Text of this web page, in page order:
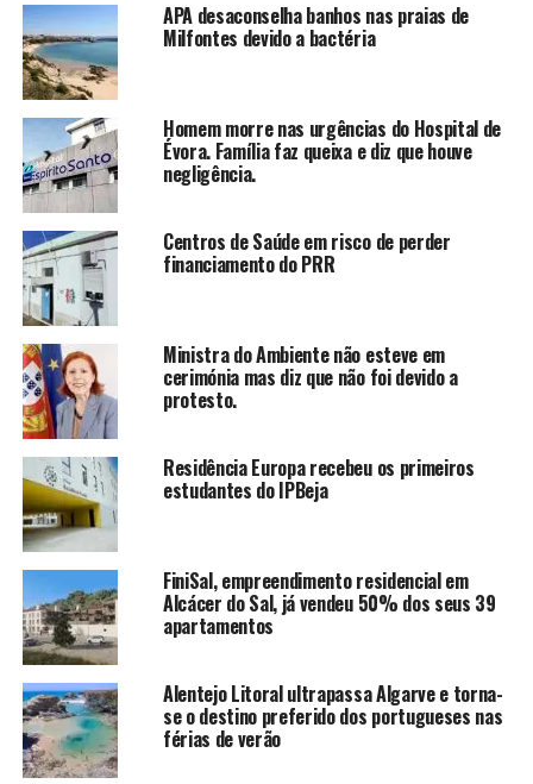
APA desaconselha banhos nas praias de
Milfontes devido a bactéria
Homem morre nas urgências do Hospital de
Évora. Família faz queixa e diz que houve
negligência.
Centros de Saúde em risco de perder
financiamento do PRR
Ministra do Ambiente não esteve em
cerimónia mas diz que não foi devido a
protesto.
Residência Europa recebeu os primeiros
estudantes do IPBeja
FiniSal, empreendimento residencial em
Alcácer do Sal, já vendeu 50% dos seus 39
apartamentos
Alentejo Litoral ultrapassa Algarve e torna-
se o destino preferido dos portugueses nas
férias de verão